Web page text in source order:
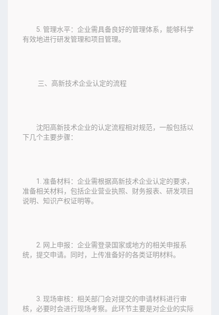
5. 管理水平：企业需具备良好的管理体系，能够科学
有效地进行研发管理和项目管理。
三、高新技术企业认定的流程
沈阳高新技术企业的认定流程相对规范，一般包括以
下几个主要步骤：
1. 准备材料：企业需根据高新技术企业认定的要求，
准备相关材料，包括企业营业执照、财务报表、研发项目
说明、知识产权证明等。
2. 网上申报：企业需登录国家或地方的相关申报系
统，提交申请。同时，上传准备好的各类证明材料。
3. 现场审核：相关部门会对提交的申请材料进行审
核，必要时会进行现场考察。此环节主要是对企业的实际